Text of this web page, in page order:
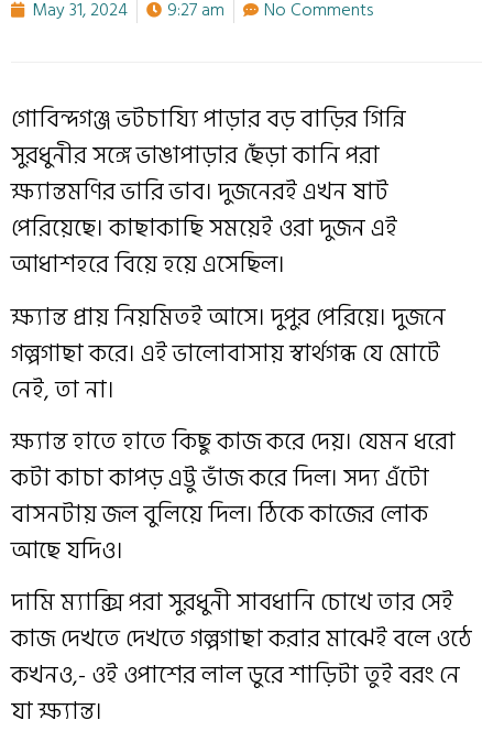
May 31, 2024 9:27 am No Comments
গোবিন্দগঞ্জ ভটচায্যি পাড়ার বড় বাড়ির গিন্নি
সুরধুনীর সঙ্গে ভাঙাপাড়ার ছেঁড়া কানি পরা
ক্ষ্যান্তমণির ভারি ভাব। দুজনেরই এখন ষাট
পেরিয়েছে। কাছাকাছি সময়েই ওরা দুজন এই
আধাশহরে বিয়ে হয়ে এসেছিল।
ক্ষ্যান্ত প্রায় নিয়মিতই আসে। দুপুর পেরিয়ে। দুজনে
গল্পগাছা করে। এই ভালোবাসায় স্বার্থগন্ধ যে মোটে
নেই, তা না।
ক্ষ্যান্ত হাতে হাতে কিছু কাজ করে দেয়। যেমন ধরো
কটা কাচা কাপড় এট্টু ভাঁজ করে দিল। সদ্য এঁটো
বাসনটায় জল বুলিয়ে দিল। ঠিকে কাজের লোক
আছে যদিও।
দামি ম্যাক্সি পরা সুরধুনী সাবধানি চোখে তার সেই
কাজ দেখতে দেখতে গল্পগাছা করার মাঝেই বলে ওঠে
কখনও,- ওই ওপাশের লাল ডুরে শাড়িটা তুই বরং নে
যা ক্ষ্যান্ত।